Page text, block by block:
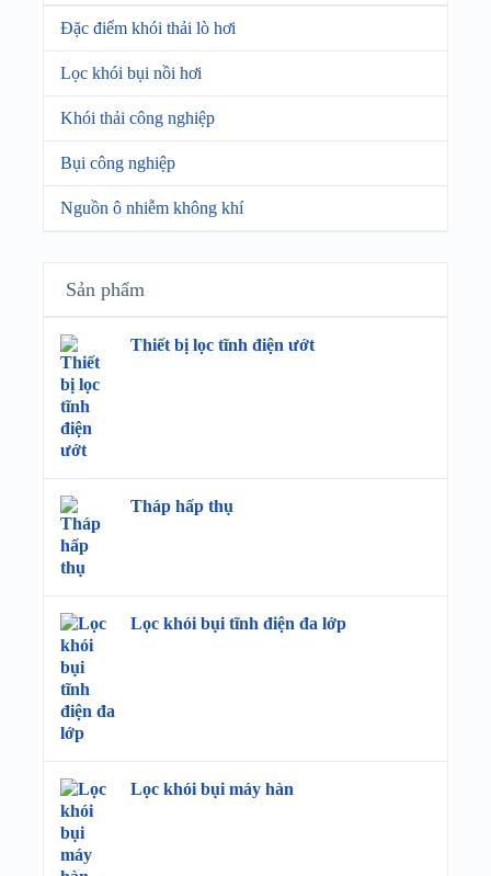
Đặc điểm khói thải lò hơi
Lọc khói bụi nồi hơi
Khói thải công nghiệp
Bụi công nghiệp
Nguồn ô nhiễm không khí
Sản phẩm
Thiết bị lọc tĩnh điện ướt
Tháp hấp thụ
Lọc khói bụi tĩnh điện đa lớp
Lọc khói bụi máy hàn